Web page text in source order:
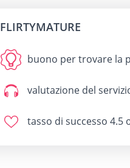
FLIRTYMATURE
buono pertrovare la
valutazione del
tasso di successo 4.5